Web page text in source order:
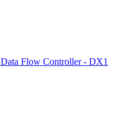
Data Flow Controller - DX1